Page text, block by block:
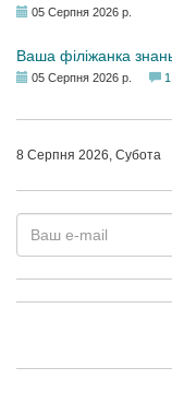
05 Серпня 2026 р.
Ваша філіжанка
05 Серпня 2026 р. 1
8 Серпня 2026, Субота